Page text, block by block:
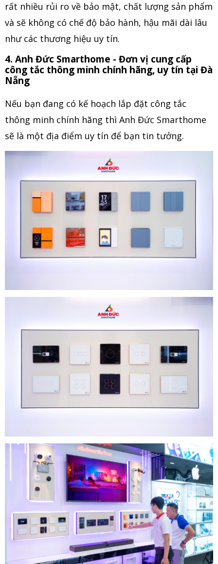
rất nhiều rủi ro về bảo mật, chất lượng sản phẩm
và sẽ không có chế độ bảo hành, hậu mãi dài lâu
như các thương hiệu uy tín.
4. Anh Đức Smarthome - Đơn vị cung cấp
công tắc thông minh chính hãng, uy tín tại Đà
Nẵng
Nếu bạn đang có kế hoạch lắp đặt công tắc
thông minh chính hãng thì Anh Đức Smarthome
sẽ là một địa điểm uy tín để bạn tin tưởng.